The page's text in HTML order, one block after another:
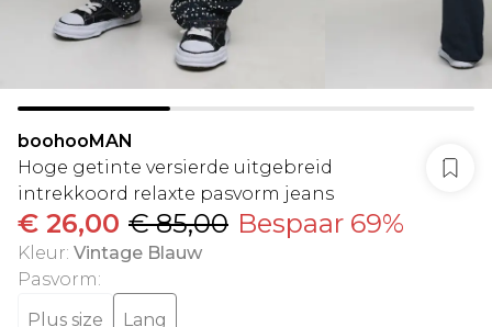
boohooMAN
Hoge getinte versierde uitgebreid
intrekkoord relaxte pasvorm jeans
€ 26,00 € 85,00 Bespaar 69%
Kleur: Vintage Blauw
Pasvorm:
Plus size
Lang